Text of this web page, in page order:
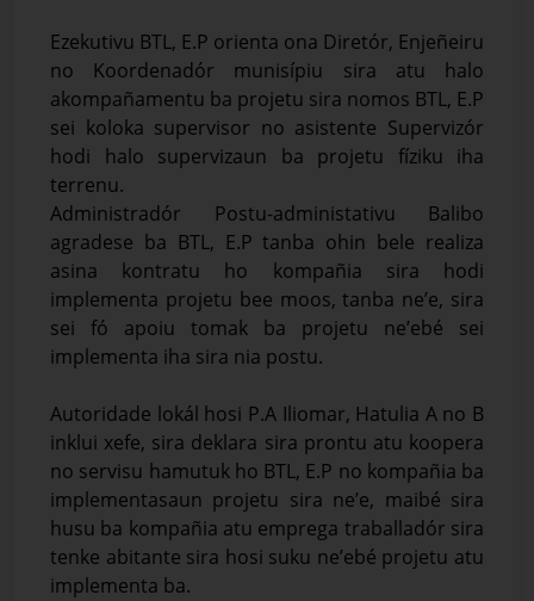
Ezekutivu BTL, E.P orienta ona Diretór, Enjeñeiru
no Koordenadór munisípiu sira atu halo
akompañamentu ba projetu sira nomos BTL, E.P
sei koloka supervisor no asistente Supervizór
hodi halo supervizaun ba projetu fíziku iha
terrenu.
Administradór Postu-administativu Balibo
agradese ba BTL, E.P tanba ohin bele realiza
asina kontratu ho kompañia sira hodi
implementa projetu bee moos, tanba ne’e, sira
sei fó apoiu tomak ba projetu ne’ebé sei
implementa iha sira nia postu.
Autoridade lokál hosi P.A Iliomar, Hatulia A no B
inklui xefe, sira deklara sira prontu atu koopera
no servisu hamutuk ho BTL, E.P no kompañia ba
implementasaun projetu sira ne’e, maibé sira
husu ba kompañia atu emprega traballadór sira
tenke abitante sira hosi suku ne’ebé projetu atu
implementa ba.